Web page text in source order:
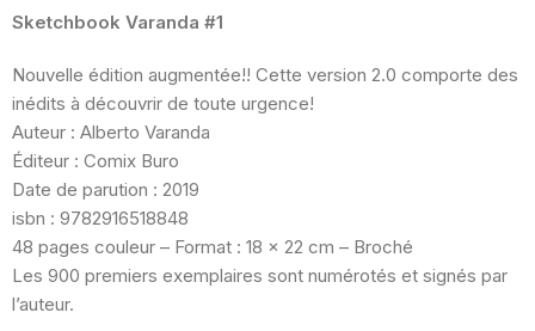
Sketchbook Varanda #1
Nouvelle édition augmentée!! Cette version 2.0 comporte des
inédits à découvrir de toute urgence!
Auteur : Alberto Varanda
Éditeur : Comix Buro
Date de parution : 2019
isbn : 9782916518848
48 pages couleur – Format : 18 x 22 cm – Broché
Les 900 premiers exemplaires sont numérotés et signés par
l’auteur.